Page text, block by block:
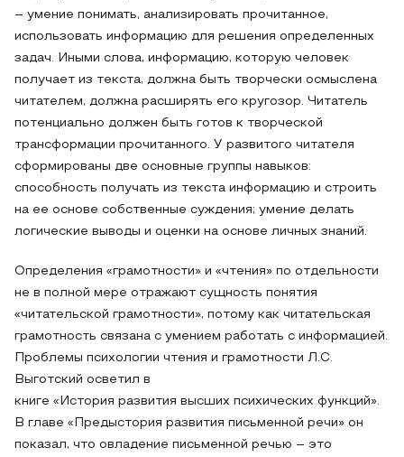
– умение понимать, анализировать прочитанное,
использовать информацию для решения определенных
задач. Иными слова, информацию, которую человек
получает из текста, должна быть творчески осмыслена
читателем, должна расширять его кругозор. Читатель
потенциально должен быть готов к творческой
трансформации прочитанного. У развитого читателя
сформированы две основные группы навыков:
способность получать из текста информацию и строить
на ее основе собственные суждения; умение делать
логические выводы и оценки на основе личных знаний.
Определения «грамотности» и «чтения» по отдельности
не в полной мере отражают сущность понятия
«читательской грамотности», потому как читательская
грамотность связана с умением работать с информацией.
Проблемы психологии чтения и грамотности Л.С.
Выготский осветил в
книге «История развития высших психических функций».
В главе «Предыстория развития письменной речи» он
показал, что овладение письменной речью – это